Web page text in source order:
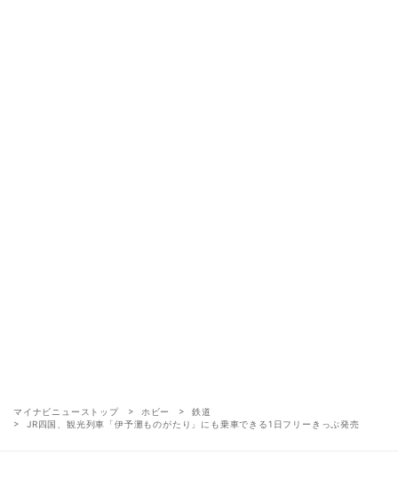
マイナビニューストップ ホビー
鉄道
JR四国、観光列車「伊予灘ものがたり」にも乗車できる1日フリーきっぷ発売